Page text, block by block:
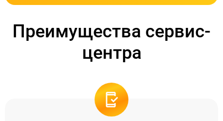
Преимущества сервис-
центра